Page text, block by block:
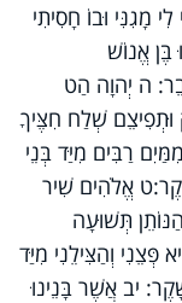
מָגִנִּי וּבוֹ חָסִיתִי
אֱנוֹשׁ
ה יְהוָה הַט
וּתְפִיצֵם שְׁלַח חִצֶּיךָ
רַבִּים מִיַּד בְּנֵי
אֱלֹהִים שִׁיר
תְּשׁוּעָה
וְהַצִּילֵנִי מִיַּד
יב אֲשֶׁר בָּנֵינוּ